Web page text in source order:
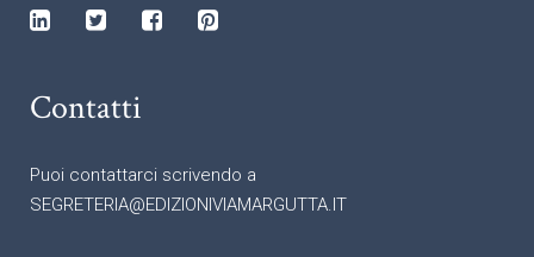
Contatti
Puoi contattarci scrivendo a
SEGRETERIA@EDIZIONIVIAMARGUTTA.IT